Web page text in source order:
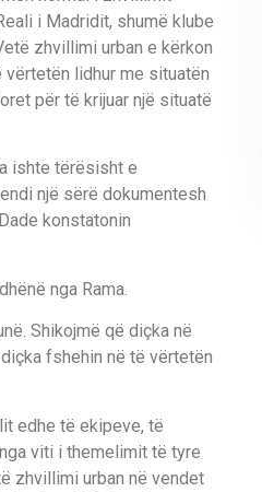
i Madridit, shumë klube
zhvillimi urban e kërkon
vërtetën lidhur me situatën
për të krijuar një situatë
ishte tërësisht e
një sërë dokumentesh
konstatonin
nga Rama.
Shikojmë që diçka në
fshehin në të vërtetën
edhe të ekipeve, të
viti i themelimit të tyre
zhvillimi urban në vendet